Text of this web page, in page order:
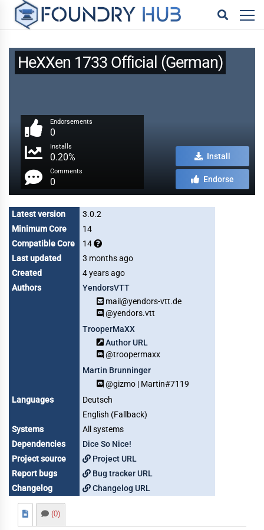
HeXXen 1733 Official (German)
Endorsements
0
Installs
0.20%
Comments
0
Install
Endorse
Latest version
3.0.2
Minimum Core
14
Compatible Core
14
Last updated
3 months ago
Created
4 years ago
Authors
YendorsVTT
mail@yendors-vtt.de
@yendors.vtt
TrooperMaXX
Author URL
@troopermaxx
Martin Brunninger
@gizmo | Martin#7119
Languages
Deutsch
English (Fallback)
Systems
All systems
Dependencies
Dice So Nice!
Project source
Project URL
Report bugs
Bug tracker URL
Changelog
Changelog URL
(0)